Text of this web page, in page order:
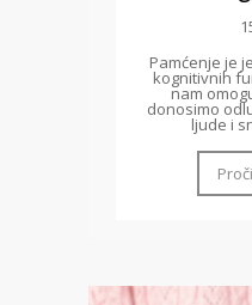
Pamćenje je
kognitivnih
nam
donosimo
ljude i